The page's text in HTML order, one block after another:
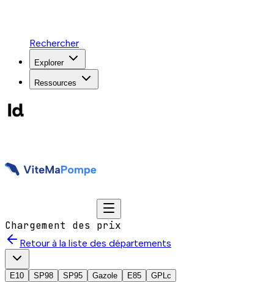
Rechercher
Explorer
Ressources
Chargement des prix
Retour à la liste des départements
E10 SP98 SP95 Gazole E85 GPLc